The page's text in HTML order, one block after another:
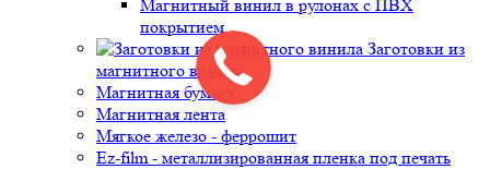
Магнитный винил в рулонах с ПВХ
покрытием
Заготовки из
магнитного винила
Магнитная бумага
Магнитная лента
Мягкое железо - феррошит
Ez-film - металлизированная пленка под печать